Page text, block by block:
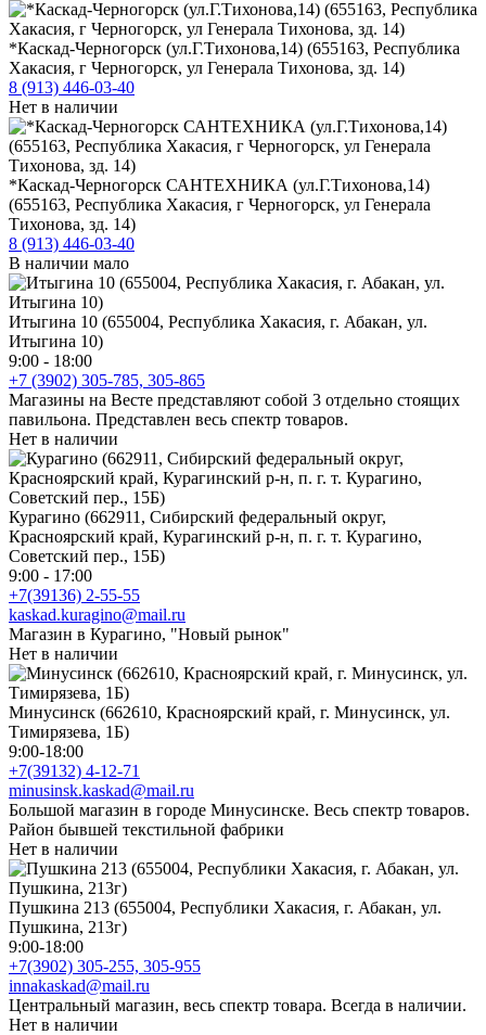
*Каскад-Черногорск (ул.Г.Тихонова,14) (655163, Республика
Хакасия, г Черногорск, ул Генерала Тихонова, зд. 14)
8 (913) 446-03-40
Нет в наличии
*Каскад-Черногорск САНТЕХНИКА (ул.Г.Тихонова,14)
(655163, Республика Хакасия, г Черногорск, ул Генерала
Тихонова, зд. 14)
8 (913) 446-03-40
В наличии мало
Итыгина 10 (655004, Республика Хакасия, г. Абакан, ул.
Итыгина 10)
9:00 - 18:00
+7 (3902) 305-785, 305-865
Магазины на Весте представляют собой 3 отдельно стоящих
павильона. Представлен весь спектр товаров.
Нет в наличии
Курагино (662911, Сибирский федеральный округ,
Красноярский край, Курагинский р-н, п. г. т. Курагино,
Советский пер., 15Б)
9:00 - 17:00
+7(39136) 2-55-55
kaskad.kuragino@mail.ru
Магазин в Курагино, "Новый рынок"
Нет в наличии
Минусинск (662610, Красноярский край, г. Минусинск, ул.
Тимирязева, 1Б)
9:00-18:00
+7(39132) 4-12-71
minusinsk.kaskad@mail.ru
Большой магазин в городе Минусинске. Весь спектр товаров.
Район бывшей текстильной фабрики
Нет в наличии
Пушкина 213 (655004, Республики Хакасия, г. Абакан, ул.
Пушкина, 213г)
9:00-18:00
+7(3902) 305-255, 305-955
innakaskad@mail.ru
Центральный магазин, весь спектр товара. Всегда в наличии.
Нет в наличии